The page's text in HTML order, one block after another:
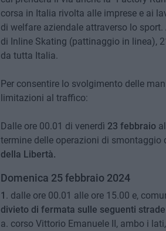
corsa in Italia rivolta alle imprese e ai
di welfare aziendale attraverso lo
di Inline Skating (pattinaggio in linea),
da tutta Italia.
Per consentire lo svolgimento delle
limitazioni al traffico:
Dalle ore 00.01 di venerdì 23 febbraio
termine delle operazioni di smontaggio
della Libertà.
Domenica 25 febbraio 2024
1 . dalle ore 00.01 alle ore 15.00 e,
divieto di fermata sulle seguenti
a. corso Vittorio Emanuele II, ambo i